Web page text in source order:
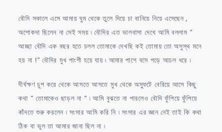
বৌদি সকালে এসে আমায় ঘুম থেকে তুলে দিয়ে চা বানিয়ে নিয়ে এসেছেন ,
অশোকদা ছিলেন না সেই সময় ৷ বৌদির এত ভালবাসা দেখে আমি বললাম ”
আচ্ছা বৌদি এক বছর হতে চলল তোমাকে দেখছি কই তোমায় তো অসুস্থ মনে
হয় না !” বৌদির মুখ পাংশী হয়ে যায় ৷ আমার পাশে বসে পড়ে আচল ধরে ৷
দীর্ঘক্ষণ চুপ করে থেকে আসতে আসতে মুখ থেকে অস্ফুটে বেরিয়ে আসে কিছু
কথা ” তোমাকেও ছাড়ল না ” ৷ আমি বুঝতে না পারলেও বৌদি ফুঁপিয়ে ফুঁপিয়ে
কাঁদতে শুরু করলেন ৷ সংসার আমি করি নি ৷ সংসার এর জ্ঞান নেই তাই কি কথা
ঠিক বা ভুল তা আমার জানা ছিল না ৷